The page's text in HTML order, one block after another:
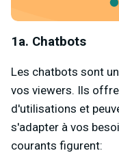
1a. Chatbots
Les chatbots sont
vos viewers. Ils
d'utilisations et
s'adapter à vos
courants figurent: